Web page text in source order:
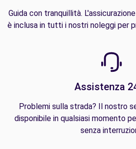
Guida con tranquillità.
è inclusa in tutti i nostri noleggi per
Assistenza
Problemi sulla strada? Il nostro
disponibile in qualsiasi momento
senza